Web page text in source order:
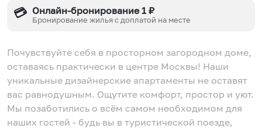
💳 Онлайн-бронирование 1 ₽
Бронирование жилья с доплатой на месте
Почувствуйте себя в просторном загородном доме,
оставаясь практически в центре Москвы! Наши
уникальные дизайнерские апартаменты не оставят
вас равнодушным. Ощутите комфорт, простор и уют.
Мы позаботились о всём самом необходимом для
наших гостей - будь вы в туристической поезде,